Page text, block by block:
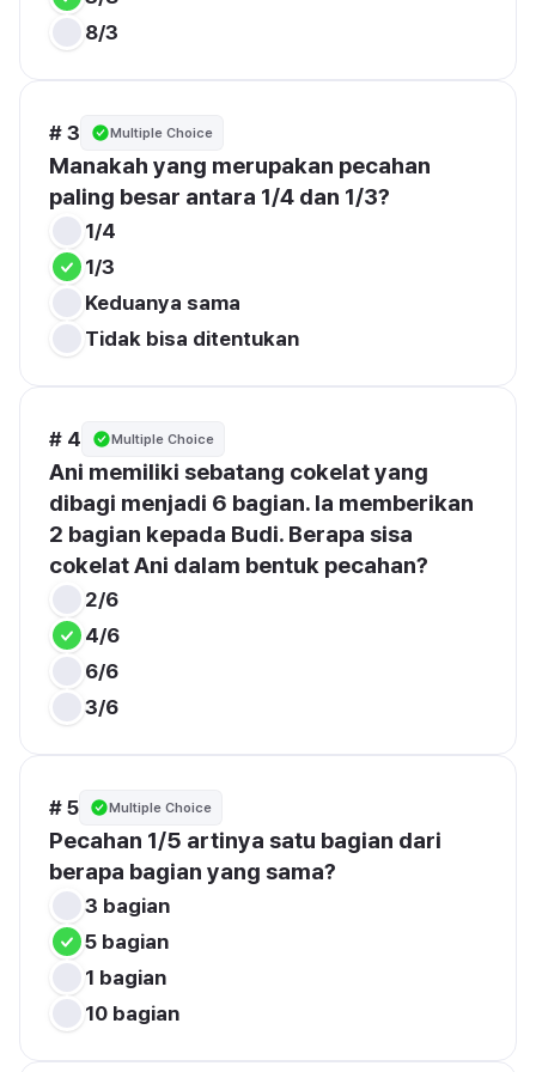
8/3
# 3 Multiple Choice
Manakah yang merupakan pecahan
paling besar antara 1/4 dan 1/3?
1/4
1/3
Keduanya sama
Tidak bisa ditentukan
# 4 Multiple Choice
Ani memiliki sebatang cokelat yang
dibagi menjadi 6 bagian. Ia memberikan
2 bagian kepada Budi. Berapa sisa
cokelat Ani dalam bentuk pecahan?
2/6
4/6
6/6
3/6
# 5 Multiple Choice
Pecahan 1/5 artinya satu bagian dari
berapa bagian yang sama?
3 bagian
5 bagian
1 bagian
10 bagian